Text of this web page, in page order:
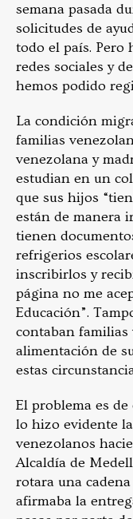
semana pasada
solicitudes de
todo el país. Pero
redes sociales y
hemos podido
La condición
familias
venezolana y
estudian en un
que sus hijos
están de manera
tienen
refrigerios
inscribirlos y
página no me
Educación”.
contaban familias
alimentación de
estas
El problema es
lo hizo evidente
venezolanos
Alcaldía de
rotara una
afirmaba la